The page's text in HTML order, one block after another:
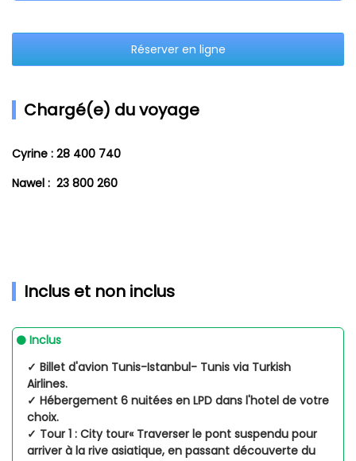
Réserver en ligne
Chargé(e) du voyage
Cyrine : 28 400 740
Nawel : 23 800 260
Inclus et non inclus
Inclus
✓ Billet d'avion Tunis-Istanbul- Tunis via Turkish
Airlines.
✓ Hébergement 6 nuitées en LPD dans l'hotel de votre
choix.
✓ Tour 1 : City tour« Traverser le pont suspendu pour
arriver à la rive asiatique, en passant découverte du